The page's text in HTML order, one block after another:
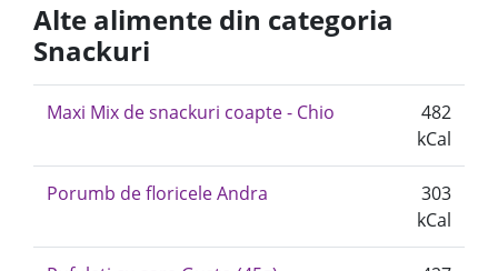
Alte alimente din categoria
Snackuri
Maxi Mix de snackuri coapte - Chio
482
kCal
Porumb de floricele Andra
303
kCal